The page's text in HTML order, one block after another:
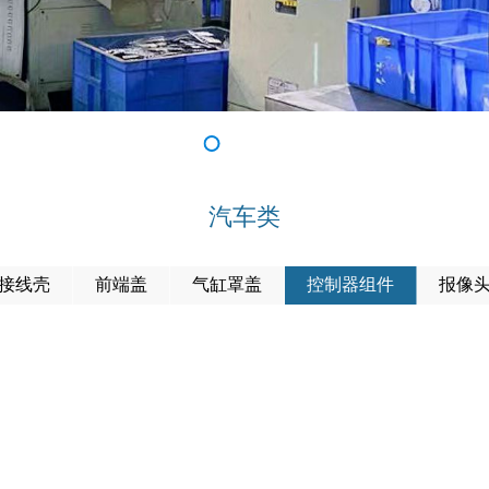
汽车类
线壳 前端盖 气缸罩盖 控制器组件 报像